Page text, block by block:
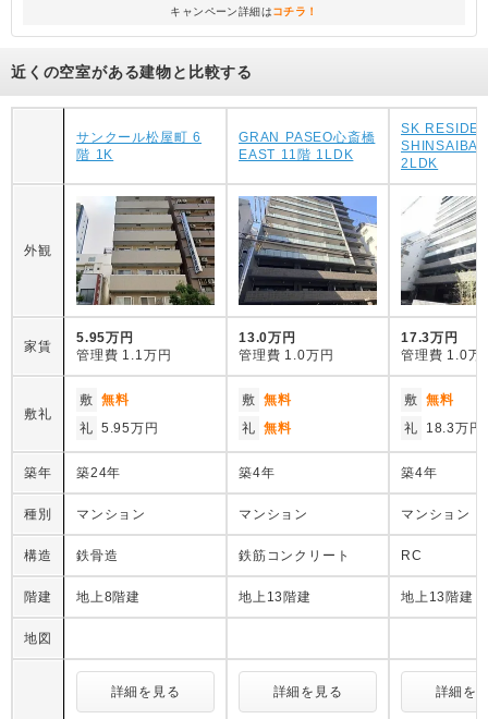
キャンペーン詳細はコチラ！
近くの空室がある建物と比較する
サンクール松屋町 6
階 1K
GRAN PASEO心斎橋
EAST 11階 1LDK
SK
2LDK
外観
家賃
5.95万円
管理費 1.1万円
13.0万円
管理費 1.0万円
17.3万円
管理費 1.0万
敷礼
敷 無料
礼 5.95万円
敷 無料
礼 無料
敷 無料
礼
18.3万円
築年 築24年 築4年 築4年
種別 マンション マンション マンション
構造 鉄骨造 鉄筋コンクリート RC
階建 地上8階建 地上13階建 地上13階建
地図
詳細を見る 詳細を見る 詳細を